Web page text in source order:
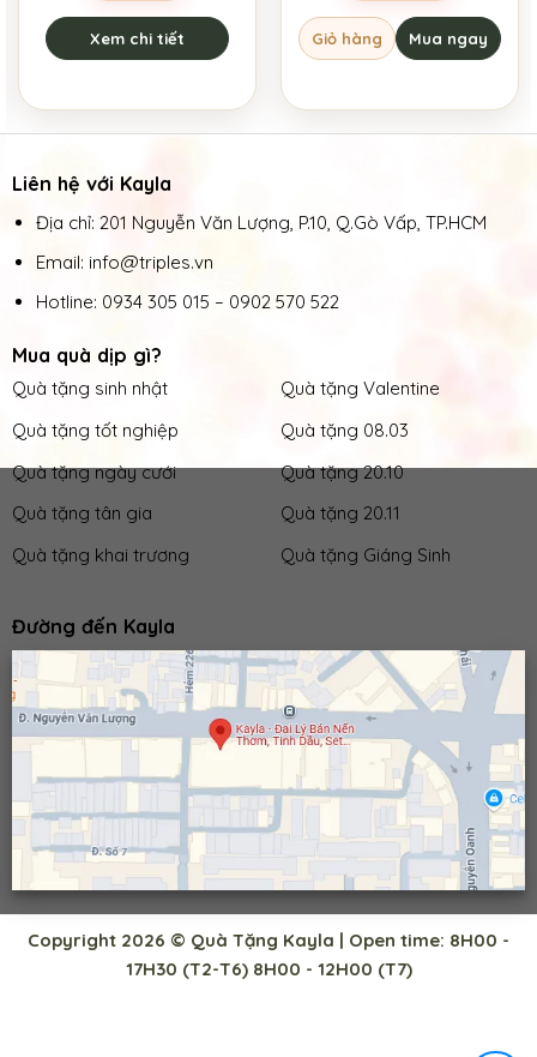
Xem chi tiết Giỏ hàng Mua ngay
Liên hệ với Kayla
Địa chỉ: 201 Nguyễn Văn Lượng, P.10, Q.Gò Vấp, TP.HCM
Email: info@triples.vn
Hotline: 0934 305 015 – 0902 570 522
Mua quà dịp gì?
Quà tặng sinh nhật
Quà tặng tốt nghiệp
Quà tặng ngày cưới
Quà tặng tân gia
Quà tặng khai trương
Quà tặng Valentine
Quà tặng 08.03
Quà tặng 20.10
Quà tặng 20.11
Quà tặng Giáng Sinh
Đường đến Kayla
Copyright 2026 © Quà Tặng Kayla | Open time: 8H00 -
17H30 (T2-T6) 8H00 - 12H00 (T7)